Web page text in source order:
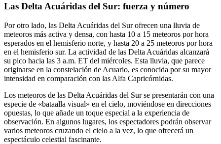
Las Delta Acuáridas del Sur: fuerza y número
Por otro lado, las Delta Acuáridas del Sur ofrecen una lluvia de
meteoros más activa y densa, con hasta 10 a 15 meteoros por hora
esperados en el hemisferio norte, y hasta 20 a 25 meteoros por hora
en el hemisferio sur. La actividad de las Delta Acuáridas alcanzará
su pico hacia las 3 a.m. ET del miércoles. Esta lluvia, que parece
originarse en la constelación de Acuario, es conocida por su mayor
intensidad en comparación con las Alfa Capricórnidas.
Los meteoros de las Delta Acuáridas del Sur se presentarán con una
especie de «bataalla visual» en el cielo, moviéndose en direcciones
opuestas, lo que añade un toque especial a la experiencia de
observación. En algunos lugares, los espectadores podrán observar
varios meteoros cruzando el cielo a la vez, lo que ofrecerá un
espectáculo celestial fascinante.